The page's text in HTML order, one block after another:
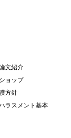
文紹介
ョップ
方針
ラスメント基本